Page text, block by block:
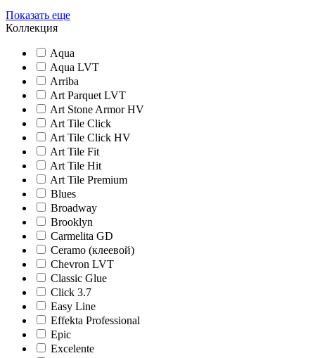
Показать еще
Коллекция
Aqua
Aqua LVT
Arriba
Art Parquet LVT
Art Stone Armor HV
Art Tile Click
Art Tile Click HV
Art Tile Fit
Art Tile Hit
Art Tile Premium
Blues
Broadway
Brooklyn
Carmelita GD
Ceramo (клеевой)
Chevron LVT
Classic Glue
Click 3.7
Easy Line
Effekta Professional
Epic
Excelente